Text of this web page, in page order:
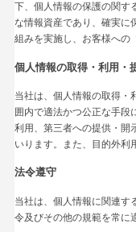
下、個人情報の保護の関す
な情報資産であり、確実に
組みを実施し、お客様への
個人情報の取得・利用・
当社は、個人情報の取得・
囲内で適法かつ公正な手段
利用、第三者への提供・開
いります。また、目的外利
法令遵守
当社は、個人情報に関連す
令及びその他の規範を常に